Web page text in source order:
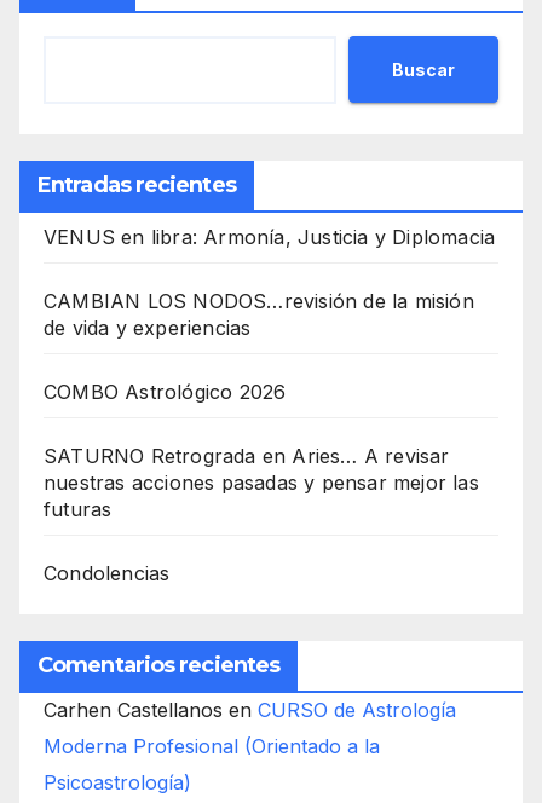
Buscar
Entradas recientes
VENUS en libra: Armonía, Justicia y Diplomacia
CAMBIAN LOS NODOS…revisión de la misión
de vida y experiencias
COMBO Astrológico 2026
SATURNO Retrograda en Aries… A revisar
nuestras acciones pasadas y pensar mejor las
futuras
Condolencias
Comentarios recientes
Carhen Castellanos en CURSO de Astrología
Moderna Profesional (Orientado a la
Psicoastrología)